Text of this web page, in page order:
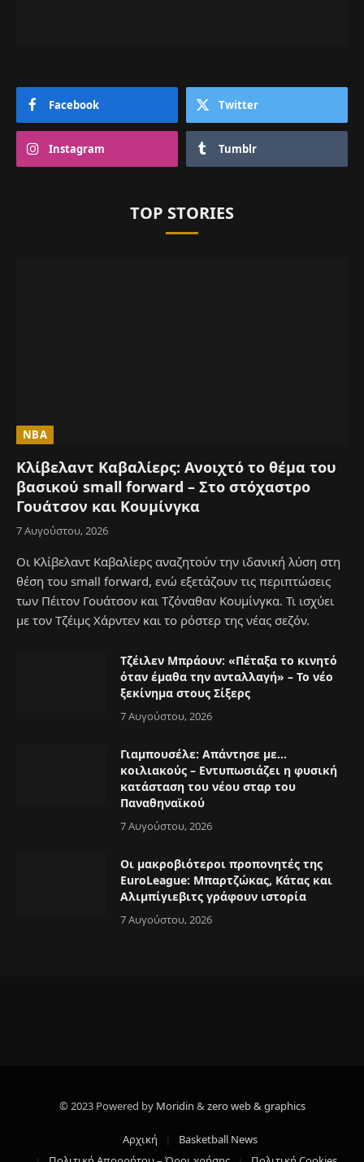
Facebook Twitter
Instagram Tumblr
TOP STORIES
NBA
Κλίβελαντ Καβαλίερς: Ανοιχτό το θέμα του
βασικού small forward – Στο στόχαστρο
Γουάτσον και Κουμίνγκα
7 Αυγούστου, 2026
Οι Κλίβελαντ Καβαλίερς αναζητούν την ιδανική λύση στη
θέση του small forward, ενώ εξετάζουν τις περιπτώσεις
των Πέιτον Γουάτσον και Τζόναθαν Κουμίνγκα. Τι ισχύει
με τον Τζέιμς Χάρντεν και το ρόστερ της νέας σεζόν.
Τζέιλεν Μπράουν: «Πέταξα το κινητό
όταν έμαθα την ανταλλαγή» – Το νέο
ξεκίνημα στους Σίξερς
7 Αυγούστου, 2026
Γιαμπουσέλε: Απάντησε με…
κοιλιακούς – Εντυπωσιάζει η φυσική
κατάσταση του νέου σταρ του
Παναθηναϊκού
7 Αυγούστου, 2026
Οι μακροβιότεροι προπονητές της
EuroLeague: Μπαρτζώκας, Κάτας και
Αλιμπίγιεβιτς γράφουν ιστορία
7 Αυγούστου, 2026
© 2023 Powered by Moridin & zero web & graphics
Αρχική
Basketball News